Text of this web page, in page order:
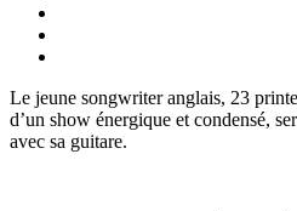
Le jeune songwriter anglais, 23
d’un show énergique et condensé,
avec sa guitare.